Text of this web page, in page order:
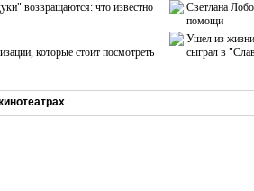
возвращаются: что известно
которые стоит посмотреть
Светлана
помощи
Ушел из жизни
сыграл в